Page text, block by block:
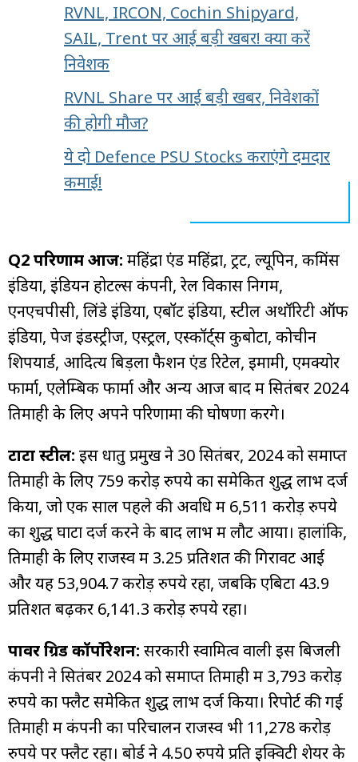
RVNL, IRCON, Cochin Shipyard,
SAIL, Trent पर आई बड़ी खबर! क्या करें
निवेशक
RVNL Share पर आई बड़ी खबर, निवेशकों
की होगी मौज?
ये दो Defence PSU Stocks कराएंगे दमदार
कमाई!
Q2 परिणाम आज: महिंद्रा एंड महिंद्रा, ट्रेंट, ल्यूपिन, कमिंस
इंडिया, इंडियन होटल्स कंपनी, रेल विकास निगम,
एनएचपीसी, लिंडे इंडिया, एबॉट इंडिया, स्टील अथॉरिटी ऑफ
इंडिया, पेज इंडस्ट्रीज, एस्ट्रल, एस्कॉर्ट्स कुबोटा, कोचीन
शिपयार्ड, आदित्य बिड़ला फैशन एंड रिटेल, इमामी, एमक्योर
फार्मा, एलेम्बिक फार्मा और अन्य आज बाद में सितंबर 2024
तिमाही के लिए अपने परिणामों की घोषणा करेंगे।
टाटा स्टील: इस धातु प्रमुख ने 30 सितंबर, 2024 को समाप्त
तिमाही के लिए 759 करोड़ रुपये का समेकित शुद्ध लाभ दर्ज
किया, जो एक साल पहले की अवधि में 6,511 करोड़ रुपये
का शुद्ध घाटा दर्ज करने के बाद लाभ में लौट आया। हालांकि,
तिमाही के लिए राजस्व में 3.25 प्रतिशत की गिरावट आई
और यह 53,904.7 करोड़ रुपये रहा, जबकि एबिटा 43.9
प्रतिशत बढ़कर 6,141.3 करोड़ रुपये रहा।
पावर ग्रिड कॉर्पोरेशन: सरकारी स्वामित्व वाली इस बिजली
कंपनी ने सितंबर 2024 को समाप्त तिमाही में 3,793 करोड़
रुपये का फ्लैट समेकित शुद्ध लाभ दर्ज किया। रिपोर्ट की गई
तिमाही में कंपनी का परिचालन राजस्व भी 11,278 करोड़
रुपये पर फ्लैट रहा। बोर्ड ने 4.50 रुपये प्रति इक्विटी शेयर के